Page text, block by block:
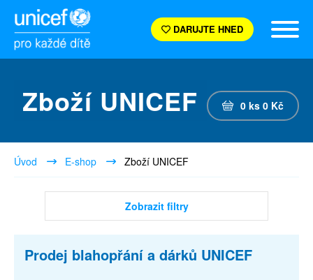
DARUJTE HNED
Zboží UNICEF 0 ks 0 Kč
Úvod E-shop Zboží UNICEF
Zobrazit filtry
Prodej blahopřání a dárků UNICEF